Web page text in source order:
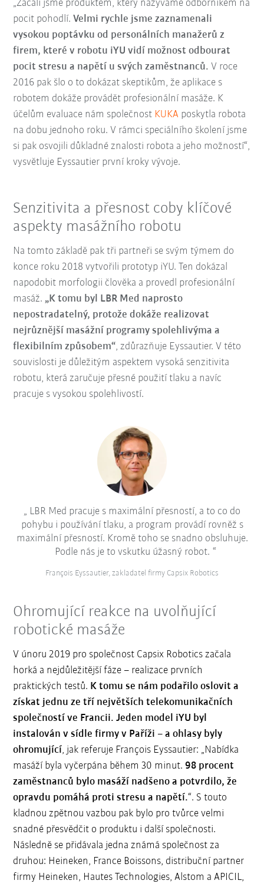
„Začali jsme produktem, který nazýváme odborníkem na
pocit pohodlí.Velmi rychle jsme zaznamenali
vysokou poptávku od personálních manažerů z
firem, které v robotu iYU vidí možnost odbourat
pocit stresu a napětí u svých zaměstnanců. V roce
2016 pak šlo o to dokázat skeptikům, že aplikace s
robotem dokáže provádět profesionální masáže. K
účelům evaluace nám společnost KUKA poskytla robota
na dobu jednoho roku. V rámci speciálního školení jsme
si pak osvojili důkladné znalosti robota a jeho možností“,
vysvětluje Eyssautier první kroky vývoje.
Senzitivita a přesnost coby klíčové
aspekty masážního robotu
Na tomto základě pak tři partneři se svým týmem do
konce roku 2018 vytvořili prototyp iYU. Ten dokázal
napodobit morfologii člověka a provedl profesionální
masáž. „K tomu byl LBR Med naprosto
nepostradatelný, protože dokáže realizovat
nejrůznější masážní programy spolehlivýma a
flexibilním způsobem“, zdůrazňuje Eyssautier. V této
souvislosti je důležitým aspektem vysoká senzitivita
robotu, která zaručuje přesné použití tlaku a navíc
pracuje s vysokou spolehlivostí.
LBR Med pracuje s maximální přesností, a to co do
pohybu i používání tlaku, a program provádí rovněž s
maximální přesností. Kromě toho se snadno obsluhuje.
Podle nás je to vskutku úžasný robot.
François Eyssautier, zakladatel firmy Capsix Robotics
Ohromující reakce na uvolňující
robotické masáže
V únoru 2019 pro společnost Capsix Robotics začala
horká a nejdůležitější fáze – realizace prvních
praktických testů. K tomu se nám podařilo oslovit a
získat jednu ze tří největších telekomunikačních
společností ve Francii. Jeden model iYU byl
instalován v sídle firmy v Paříži – a ohlasy byly
ohromující, jak referuje François Eyssautier: „Nabídka
masáží byla vyčerpána během 30 minut.98 procent
zaměstnanců bylo masáží nadšeno a potvrdilo, že
opravdu pomáhá proti stresu a napětí.“. S touto
kladnou zpětnou vazbou pak bylo pro tvůrce velmi
snadné přesvědčit o produktu i další společnosti.
Následně se přidávala jedna známá společnost za
druhou: Heineken, France Boissons, distribuční partner
firmy Heineken, Hautes Technologies, Alstom a APICIL,